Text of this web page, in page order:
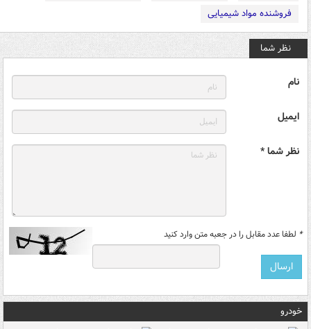
فروشنده مواد شیمیایی
نظر شما
نام
ایمیل
نظر شما *
* لطفا عدد مقابل را در جعبه متن وارد کنید
خودرو